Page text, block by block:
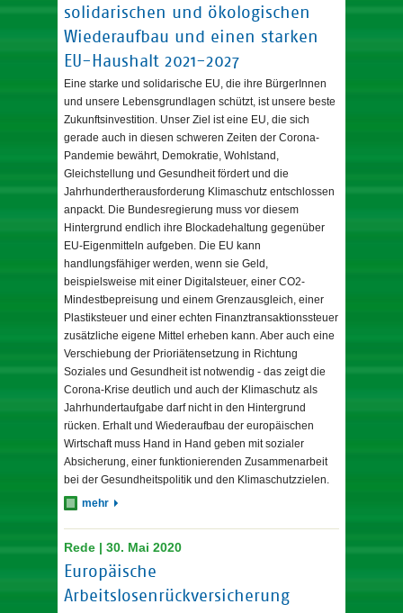
solidarischen und ökologischen
Wiederaufbau und einen starken
EU-Haushalt 2021-2027
Eine starke und solidarische EU, die ihre BürgerInnen
und unsere Lebensgrundlagen schützt, ist unsere beste
Zukunftsinvestition. Unser Ziel ist eine EU, die sich
gerade auch in diesen schweren Zeiten der Corona-
Pandemie bewährt, Demokratie, Wohlstand,
Gleichstellung und Gesundheit fördert und die
Jahrhundertherausforderung Klimaschutz entschlossen
anpackt. Die Bundesregierung muss vor diesem
Hintergrund endlich ihre Blockadehaltung gegenüber
EU-Eigenmitteln aufgeben. Die EU kann
handlungsfähiger werden, wenn sie Geld,
beispielsweise mit einer Digitalsteuer, einer CO2-
Mindestbepreisung und einem Grenzausgleich, einer
Plastiksteuer und einer echten Finanztransaktionssteuer
zusätzliche eigene Mittel erheben kann. Aber auch eine
Verschiebung der Prioriätensetzung in Richtung
Soziales und Gesundheit ist notwendig - das zeigt die
Corona-Krise deutlich und auch der Klimaschutz als
Jahrhundertaufgabe darf nicht in den Hintergrund
rücken. Erhalt und Wiederaufbau der europäischen
Wirtschaft muss Hand in Hand geben mit sozialer
Absicherung, einer funktionierenden Zusammenarbeit
bei der Gesundheitspolitik und den Klimaschutzzielen.
mehr
Rede | 30. Mai 2020
Europäische
Arbeitslosenrückversicherung